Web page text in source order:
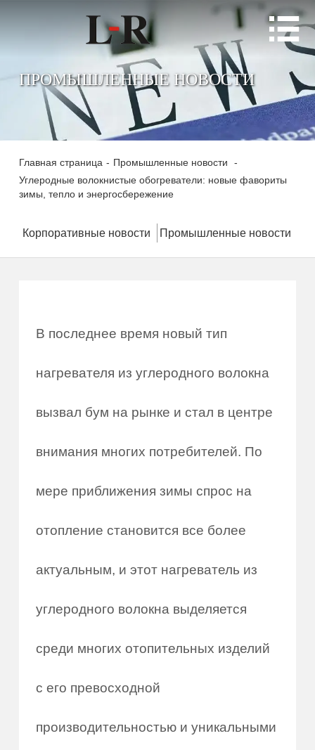

ПРОМЫШЛЕННЫЕ НОВОСТИ
Главная страница - Промышленные новости
-
Углеродные волокнистые обогреватели: новые фавориты
зимы, тепло и энергосбережение
Корпоративные новости Промышленные новости
В последнее время новый тип
нагревателя из углеродного волокна
вызвал бум на рынке и стал в центре
внимания многих потребителей. По
мере приближения зимы спрос на
отопление становится все более
актуальным, и этот нагреватель из
углеродного волокна выделяется
среди многих отопительных изделий
с его превосходной
производительностью и уникальными